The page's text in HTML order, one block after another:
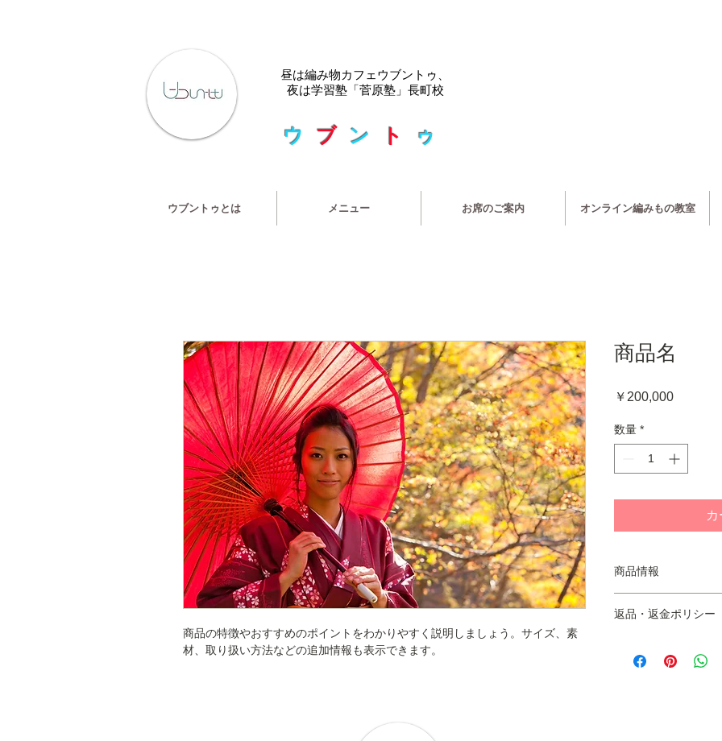
​昼は編み物カフェウブントゥ、
夜は学習塾「菅原塾」長町校
ウ ブ ン ト ゥ
ウブントゥとは メニュー お席のご案内 オンライン編みもの教室
商品の特徴やおすすめのポイントをわかりやすく説明しましょう。サイズ、素
材、取り扱い方法などの追加情報も表示できます。
商品名
￥200,000価
数量 *
商品情報
どを簡潔にわかりや
返品・返金ポリシー